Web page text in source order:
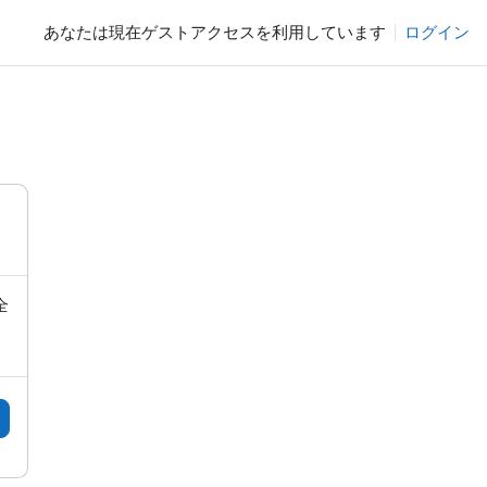
あなたは現在ゲストアクセスを利用しています ログイン